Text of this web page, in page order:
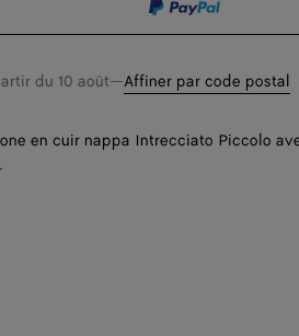
du 10 août—Affiner par code postal
en cuir nappa Intrecciato Piccolo